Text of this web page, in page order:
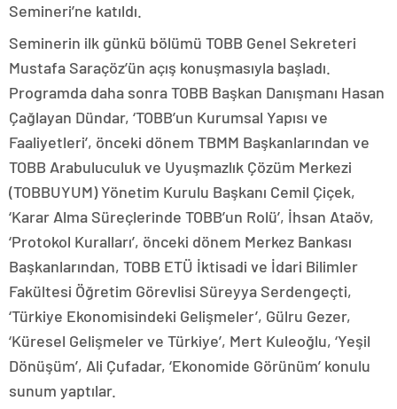
Semineri’ne katıldı.
Seminerin ilk günkü bölümü TOBB Genel Sekreteri
Mustafa Saraçöz’ün açış konuşmasıyla başladı.
Programda daha sonra TOBB Başkan Danışmanı Hasan
Çağlayan Dündar, ‘TOBB’un Kurumsal Yapısı ve
Faaliyetleri’, önceki dönem TBMM Başkanlarından ve
TOBB Arabuluculuk ve Uyuşmazlık Çözüm Merkezi
(TOBBUYUM) Yönetim Kurulu Başkanı Cemil Çiçek,
‘Karar Alma Süreçlerinde TOBB’un Rolü’, İhsan Ataöv,
‘Protokol Kuralları’, önceki dönem Merkez Bankası
Başkanlarından, TOBB ETÜ İktisadi ve İdari Bilimler
Fakültesi Öğretim Görevlisi Süreyya Serdengeçti,
‘Türkiye Ekonomisindeki Gelişmeler’, Gülru Gezer,
‘Küresel Gelişmeler ve Türkiye’, Mert Kuleoğlu, ‘Yeşil
Dönüşüm’, Ali Çufadar, ‘Ekonomide Görünüm’ konulu
sunum yaptılar.